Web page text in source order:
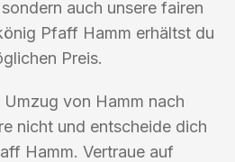
auch unsere fairen
Pfaff Hamm erhältst du
Preis.
von Hamm nach
nicht und entscheide dich
Hamm. Vertraue auf